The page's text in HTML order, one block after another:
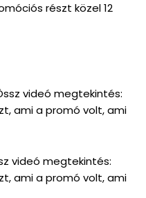
részt közel 12
videó megtekintés:
ami a promó volt, ami
videó megtekintés:
ami a promó volt, ami